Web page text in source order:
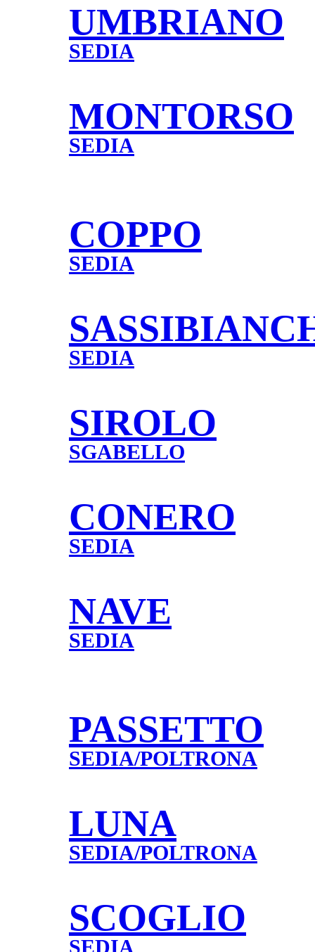
UMBRIANO
SEDIA
MONTORSO
SEDIA
COPPO
SEDIA
SEDIA
SIROLO
SGABELLO
CONERO
SEDIA
NAVE
SEDIA
PASSETTO
SEDIA/POLTRONA
LUNA
SEDIA/POLTRONA
SCOGLIO
SEDIA